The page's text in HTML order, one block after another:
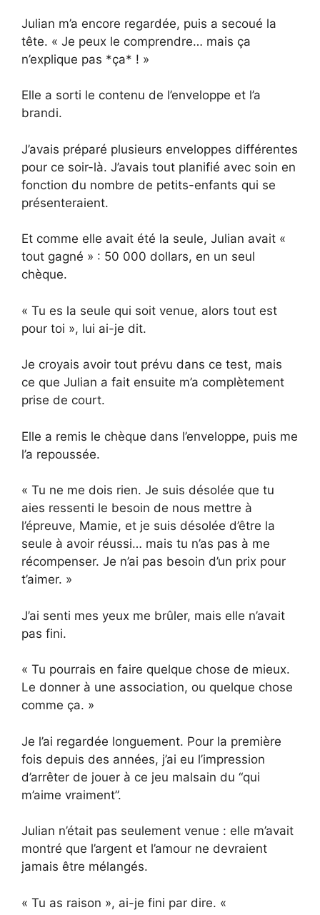
Julian m’a encore regardée, puis a secoué la
tête. « Je peux le comprendre… mais ça
n’explique pas *ça* ! »
Elle a sorti le contenu de l’enveloppe et l’a
brandi.
J’avais préparé plusieurs enveloppes différentes
pour ce soir-là. J’avais tout planifié avec soin en
fonction du nombre de petits-enfants qui se
présenteraient.
Et comme elle avait été la seule, Julian avait «
tout gagné » : 50 000 dollars, en un seul
chèque.
« Tu es la seule qui soit venue, alors tout est
pour toi », lui ai-je dit.
Je croyais avoir tout prévu dans ce test, mais
ce que Julian a fait ensuite m’a complètement
prise de court.
Elle a remis le chèque dans l’enveloppe, puis me
l’a repoussée.
« Tu ne me dois rien. Je suis désolée que tu
aies ressenti le besoin de nous mettre à
l’épreuve, Mamie, et je suis désolée d’être la
seule à avoir réussi… mais tu n’as pas à me
récompenser. Je n’ai pas besoin d’un prix pour
t’aimer. »
J’ai senti mes yeux me brûler, mais elle n’avait
pas fini.
« Tu pourrais en faire quelque chose de mieux.
Le donner à une association, ou quelque chose
comme ça. »
Je l’ai regardée longuement. Pour la première
fois depuis des années, j’ai eu l’impression
d’arrêter de jouer à ce jeu malsain du “qui
m’aime vraiment”.
Julian n’était pas seulement venue : elle m’avait
montré que l’argent et l’amour ne devraient
jamais être mélangés.
« Tu as raison », ai-je fini par dire. «